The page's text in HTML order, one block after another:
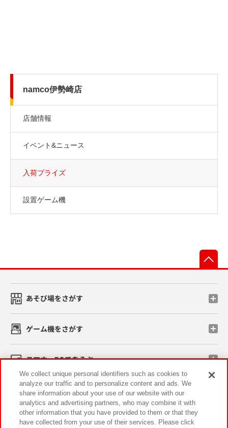
namco伊勢崎店
店舗情報
イベント&ニュース
入荷プライズ
設置ゲーム機
あそび場をさがす
ゲーム機をさがす
スマホ・PCであそぶ
イベント・キャンペーン
We collect unique personal identifiers such as cookies to
analyze our traffic and to personalize content and ads. We
share information about your use of our website with our
analytics and advertising partners, who may combine it with
other information that you have provided to them or that they
have collected from your use of their services. Please click